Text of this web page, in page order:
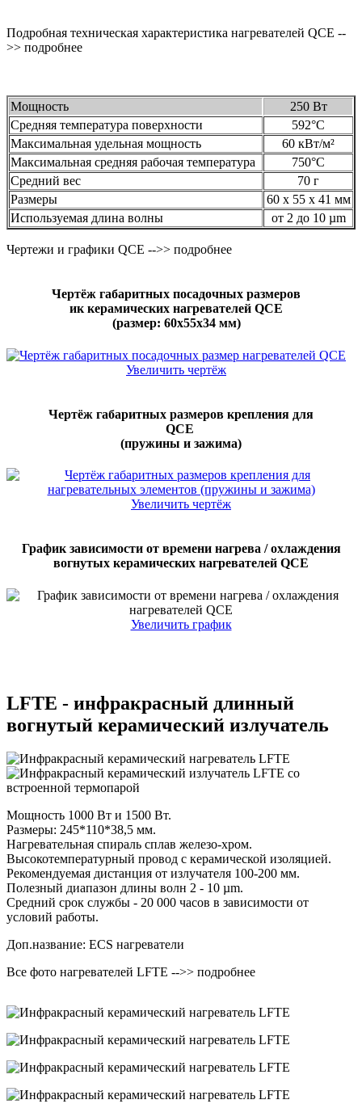
Подробная техническая характеристика нагревателей QСE --
>> подробнее
Мощность
250 Вт
Средняя температура поверхности
592°C
Максимальная удельная мощность
60 кВт/м²
Максимальная средняя рабочая температура
750°C
Средний вес
70 г
Размеры
60 x 55 x 41 мм
Используемая длина волны
от 2 до 10 µm
Чертежи и графики QCE -->> подробнее
Чертёж габаритных посадочных размеров
ик керамических нагревателей QCE
(размер: 60х55х34 мм)
Увеличить чертёж
Чертёж габаритных размеров крепления для
QCE
(пружины и зажима)
Увеличить чертёж
График зависимости от времени нагрева / охлаждения
вогнутых керамических нагревателей QCE
Увеличить график
LFTE - инфракрасный длинный
вогнутый керамический излучатель
Мощность 1000 Вт и 1500 Вт.
Размеры: 245*110*38,5 мм.
Нагревательная спираль сплав железо-хром.
Высокотемпературный провод с керамической изоляцией.
Рекомендуемая дистанция от излучателя 100-200 мм.
Полезный диапазон длины волн 2 - 10 µm.
Средний срок службы - 20 000 часов в зависимости от
условий работы.
Доп.название: ECS нагреватели
Все фото нагревателей LFTE -->> подробнее